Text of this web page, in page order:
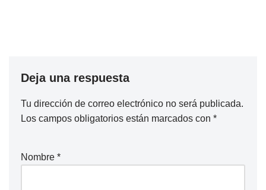
Deja una respuesta
Tu dirección de correo electrónico no será publicada.
Los campos obligatorios están marcados con *
Nombre *